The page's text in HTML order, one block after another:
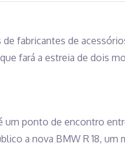
fabricantes de
fará a estreia de dois
ponto de encontro
a nova BMW R 18,